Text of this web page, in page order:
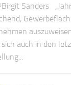
Sanders
auch in den